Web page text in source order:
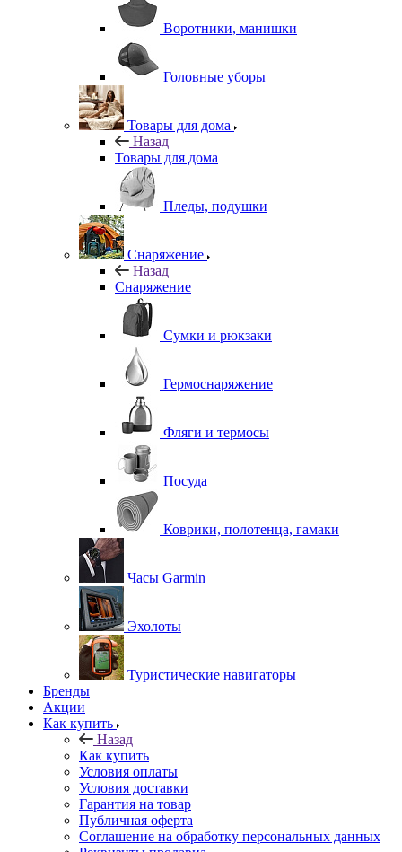
Воротники, манишки
Головные уборы
Товары для дома
Назад
Товары для дома
Пледы, подушки
Снаряжение
Назад
Снаряжение
Сумки и рюкзаки
Гермоснаряжение
Фляги и термосы
Посуда
Коврики, полотенца, гамаки
Часы Garmin
Эхолоты
Туристические навигаторы
Бренды
Акции
Как купить
Назад
Как купить
Условия оплаты
Условия доставки
Гарантия на товар
Публичная оферта
Соглашение на обработку персональных данных